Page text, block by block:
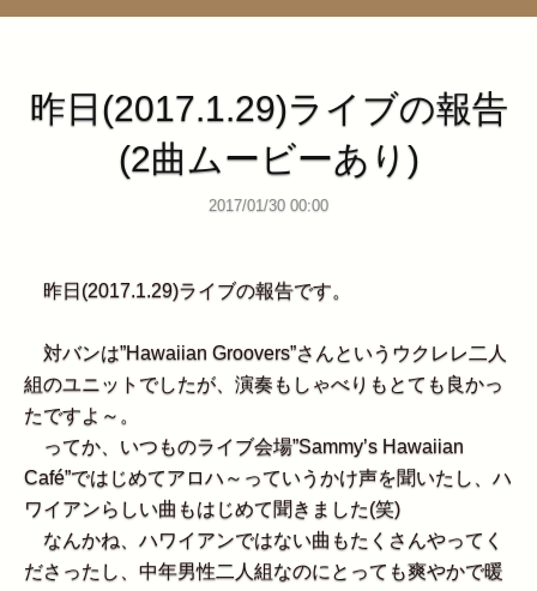
昨日(2017.1.29)ライブの報告
(2曲ムービーあり)
2017/01/30 00:00
昨日(2017.1.29)ライブの報告です。
対バンは”Hawaiian Groovers”さんというウクレレ二人
組のユニットでしたが、演奏もしゃべりもとても良かっ
たですよ～。
ってか、いつものライブ会場”Sammy’s Hawaiian
Café”ではじめてアロハ～っていうかけ声を聞いたし、ハ
ワイアンらしい曲もはじめて聞きました(笑)
なんかね、ハワイアンではない曲もたくさんやってく
ださったし、中年男性二人組なのにとっても爽やかで暖